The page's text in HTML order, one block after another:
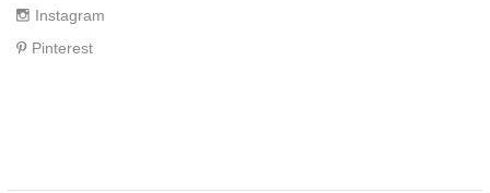
Instagram
Pinterest